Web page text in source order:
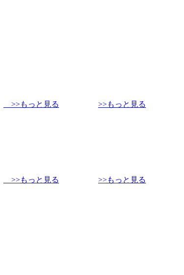
>>もっと見る
>>もっと見る
>>もっと見る
>>もっと見る